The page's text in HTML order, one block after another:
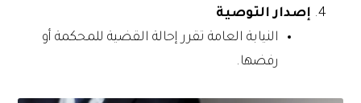
إصدار التوصية
النيابة العامة تقرر إحالة القضية للمحكمة أو
رفضها.